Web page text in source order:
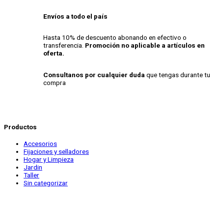
Envíos a todo el país
Hasta 10% de descuento abonando en efectivo o
transferencia. Promoción no aplicable a artículos en
oferta.
Consultanos por cualquier duda que tengas durante tu
compra
Productos
Accesorios
Fijaciones y selladores
Hogar y Limpieza
Jardin
Taller
Sin categorizar